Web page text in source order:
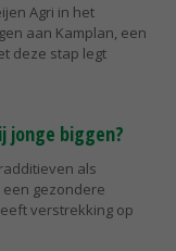
Agri in het
aan Kamplan, een
deze stap legt
jonge biggen?
als
gezondere
verstrekking op